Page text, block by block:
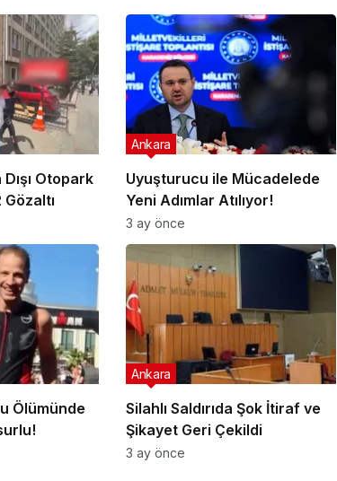
Otopark
Uyuşturucu ile Mücadelede
Yeni Adımlar Atılıyor!
Ankara
3 ay önce
Ölümünde
Silahlı Saldırıda Şok İtiraf ve
Şikayet Geri Çekildi
Ankara
3 ay önce